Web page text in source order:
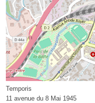
Temporis
11 avenue du 8 Mai 1945